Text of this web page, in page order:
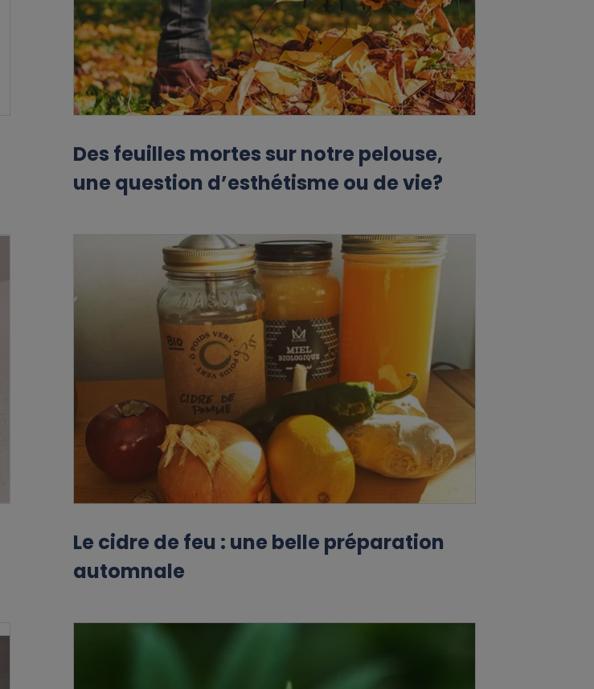
Des feuilles mortes sur notre pelouse,
une question d’esthétisme ou de vie?
Le cidre de feu : une belle préparation
automnale